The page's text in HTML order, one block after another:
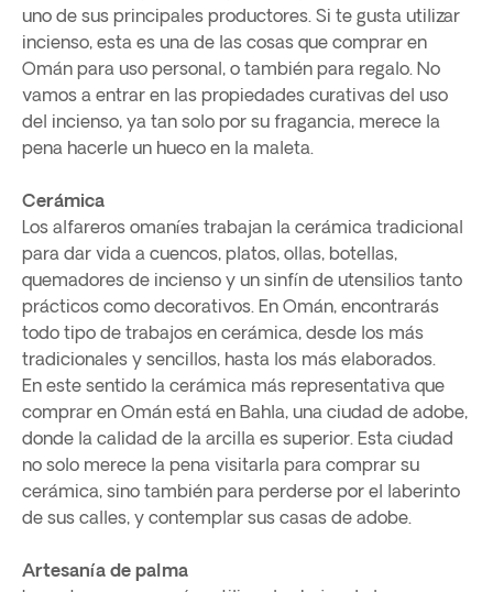
uno de sus principales productores. Si te gusta utilizar
incienso, esta es una de las cosas que comprar en
Omán para uso personal, o también para regalo. No
vamos a entrar en las propiedades curativas del uso
del incienso, ya tan solo por su fragancia, merece la
pena hacerle un hueco en la maleta.
Cerámica
Los alfareros omaníes trabajan la cerámica tradicional
para dar vida a cuencos, platos, ollas, botellas,
quemadores de incienso y un sinfín de utensilios tanto
prácticos como decorativos. En Omán, encontrarás
todo tipo de trabajos en cerámica, desde los más
tradicionales y sencillos, hasta los más elaborados.
En este sentido la cerámica más representativa que
comprar en Omán está en Bahla, una ciudad de adobe,
donde la calidad de la arcilla es superior. Esta ciudad
no solo merece la pena visitarla para comprar su
cerámica, sino también para perderse por el laberinto
de sus calles, y contemplar sus casas de adobe.
Artesanía de palma